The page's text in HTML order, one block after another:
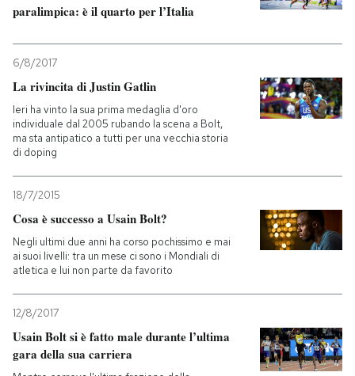
paralimpica: è il quarto per l’Italia
6/8/2017
La rivincita di Justin Gatlin
Ieri ha vinto la sua prima medaglia d'oro
individuale dal 2005 rubando la scena a Bolt,
ma sta antipatico a tutti per una vecchia storia
di doping
18/7/2015
Cosa è successo a Usain Bolt?
Negli ultimi due anni ha corso pochissimo e mai
ai suoi livelli: tra un mese ci sono i Mondiali di
atletica e lui non parte da favorito
12/8/2017
Usain Bolt si è fatto male durante l’ultima
gara della sua carriera